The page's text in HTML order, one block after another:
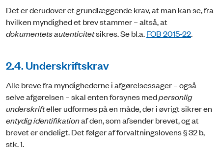
Det er derudover et grundlæggende krav, at man kan se, fra
hvilken myndighed et brev stammer – altså, at
dokumentets autenticitetsikres. Se bl.a.FOB 2015-22.
2.4. Underskriftskrav
Alle breve fra myndighederne i afgørelsessager – også
selve afgørelsen – skal enten forsynes medpersonlig
underskrifteller udformes på en måde, der i øvrigt sikrer en
entydig identifikationaf den, som afsender brevet, og at
brevet er endeligt. Det følger af forvaltningslovens § 32 b,
stk. 1.